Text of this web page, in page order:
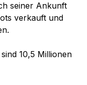
seiner Ankunft
verkauft und
10,5 Millionen